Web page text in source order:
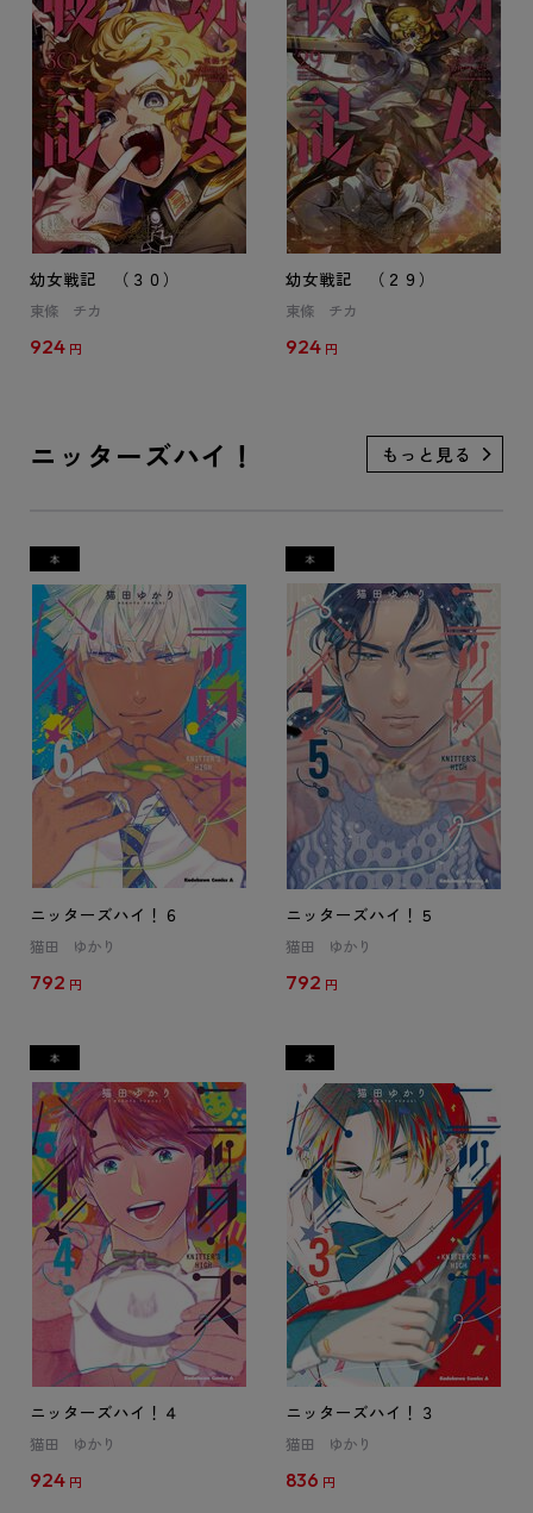
幼女戦記 （３０）
東條 チカ
924 円
幼女戦記 （２９）
東條 チカ
924 円
ニッターズハイ！
ニッターズハイ！６
猫田 ゆかり
792 円
ニッターズハイ！５
猫田 ゆかり
792 円
ニッターズハイ！４
猫田 ゆかり
924 円
ニッターズハイ！３
猫田 ゆかり
836 円